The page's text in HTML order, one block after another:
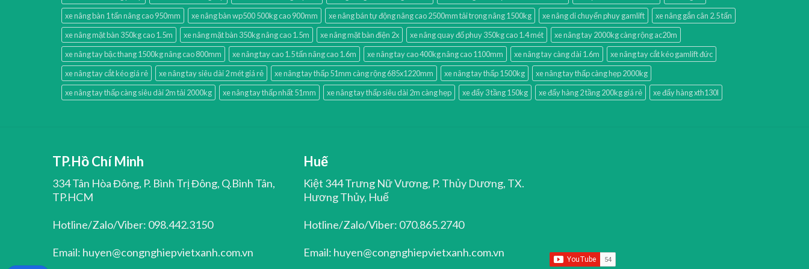
xe nâng bàn 1 tấn nâng cao 950mm
xe nâng bàn wp500 500kg cao 900mm xe nâng bán tự động nâng cao 2500mm tải trọng nâng 1500kg xe nâng di chuyển phuy gamlift
xe nâng gắn cân 2.5 tấn
xe nâng mặt bàn 350kg cao 1.5m
xe nâng mặt bàn 350kg nâng cao 1.5m xe nâng mặt bàn điện 2x xe nâng quay đổ phuy 350kg cao 1.4 mét
xe nâng tay 2000kg càng rộng ac20m
xe nâng tay bậc thang 1500kg nâng cao 800mm
xe nâng tay cao 1.5 tấn nâng cao 1.6m xe nâng tay cao 400kg nâng cao 1100mm xe nâng tay càng dài 1.6m
xe nâng tay cắt kéo gamlift đức
xe nâng tay cắt kéo giá rẻ
xe nâng tay siêu dài 2 mét giá rẻ xe nâng tay thấp 51mm càng rộng 685x1220mm xe nâng tay thấp 1500kg
xe nâng tay thấp càng hẹp 2000kg
xe nâng tay thấp càng siêu dài 2m tải 2000kg
xe nâng tay thấp nhất 51mm xe nâng tay thấp siêu dài 2m càng hẹp xe đẩy 3 tầng 150kg xe đẩy hàng 2 tầng 200kg giá rẻ xe đẩy hàng xth130l
TP.Hồ Chí Minh
334 Tân Hòa Đông, P. Bình Trị Đông, Q.Bình Tân,
TP.HCM
Hotline/Zalo/Viber: 098.442.3150
Email: huyen@congnghiepvietxanh.com.vn
Huế
Kiệt 344 Trưng Nữ Vương, P. Thủy Dương, TX.
Hương Thủy, Huế
Hotline/Zalo/Viber: 070.865.2740
Email: huyen@congnghiepvietxanh.com.vn